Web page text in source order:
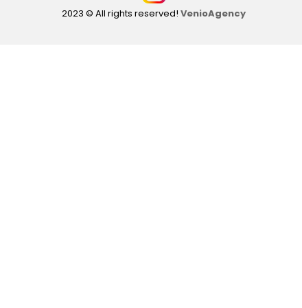
2023 © All rights reserved! VenioAgency